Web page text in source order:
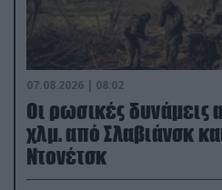
07.08.2026 | 08:02
Οι ρωσικές δυνάμεις
χλμ. από Σλαβιάνσκ
Ντονέτσκ